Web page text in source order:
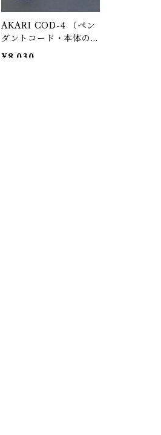
AKARI COD-4 （ペン
ダントコード・本体の
み） COA-3代替品 / イ
¥8,030